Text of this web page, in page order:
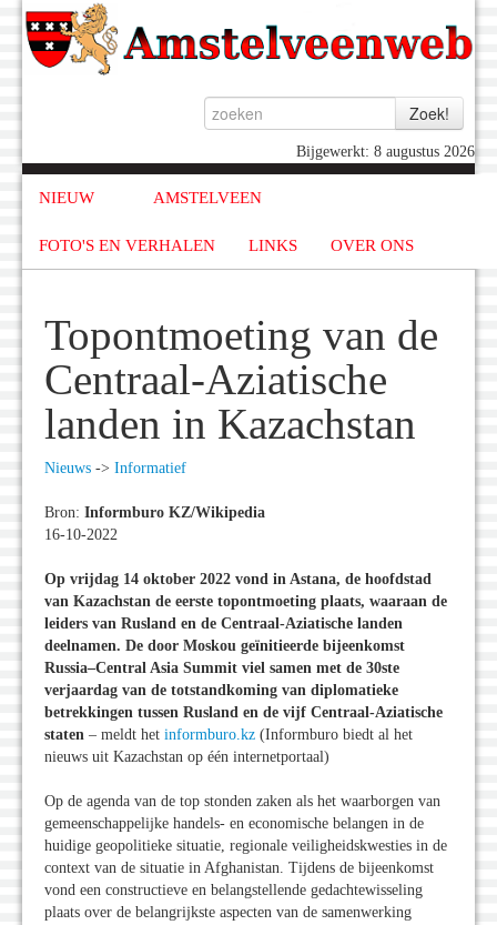
Bijgewerkt: 8 augustus 2026
NIEUW AMSTELVEEN
FOTO'S EN VERHALEN LINKS OVER ONS
Topontmoeting van de
Centraal-Aziatische
landen in Kazachstan
Nieuws -> Informatief
Bron: Informburo KZ/Wikipedia
16-10-2022
Op vrijdag 14 oktober 2022 vond in Astana, de hoofdstad
van Kazachstan de eerste topontmoeting plaats, waaraan de
leiders van Rusland en de Centraal-Aziatische landen
deelnamen. De door Moskou geïnitieerde bijeenkomst
Russia–Central Asia Summit viel samen met de 30ste
verjaardag van de totstandkoming van diplomatieke
betrekkingen tussen Rusland en de vijf Centraal-Aziatische
staten – meldt het informburo.kz (Informburo biedt al het
nieuws uit Kazachstan op één internetportaal)
Op de agenda van de top stonden zaken als het waarborgen van
gemeenschappelijke handels- en economische belangen in de
huidige geopolitieke situatie, regionale veiligheidskwesties in de
context van de situatie in Afghanistan. Tijdens de bijeenkomst
vond een constructieve en belangstellende gedachtewisseling
plaats over de belangrijkste aspecten van de samenwerking